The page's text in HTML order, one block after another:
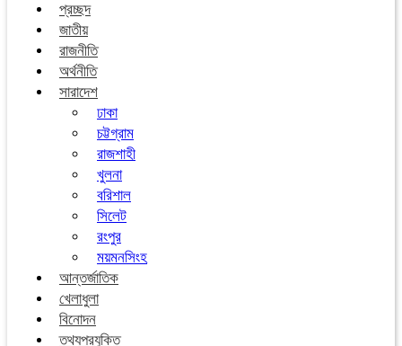
প্রচ্ছদ
জাতীয়
রাজনীতি
অর্থনীতি
সারাদেশ
ঢাকা
চট্টগ্রাম
রাজশাহী
খুলনা
বরিশাল
সিলেট
রংপুর
ময়মনসিংহ
আন্তর্জাতিক
খেলাধুলা
বিনোদন
তথ্যপ্রযুক্তি